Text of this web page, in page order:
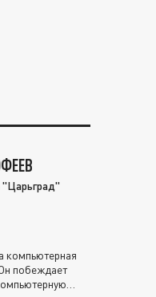
"Царьград"
компьютерная
побеждает